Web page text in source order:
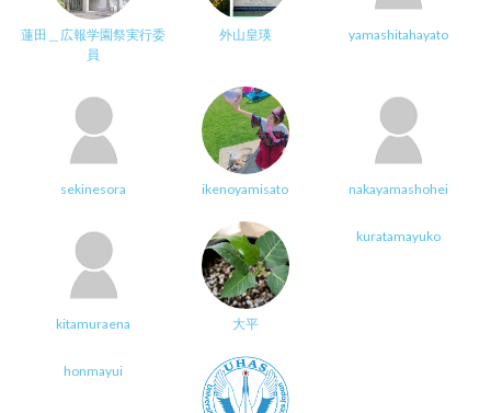
蓮田＿広報学園祭実行委
員
外山皇瑛 yamashitahayato
sekinesora ikenoyamisato nakayamashohei
kitamuraena 大平
kuratamayuko
honmayui